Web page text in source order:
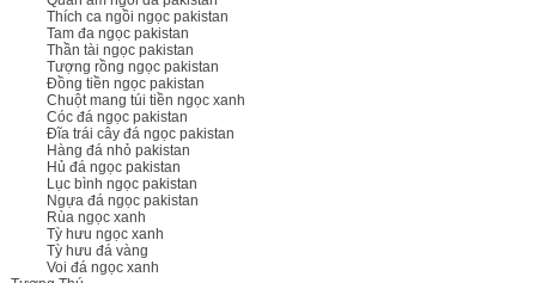
Thích ca ngồi ngọc pakistan
Tam đa ngọc pakistan
Thần tài ngọc pakistan
Tượng rồng ngọc pakistan
Đồng tiền ngọc pakistan
Chuột mang túi tiền ngọc xanh
Cóc đá ngọc pakistan
Đĩa trái cây đá ngọc pakistan
Hàng đá nhỏ pakistan
Hủ đá ngọc pakistan
Lục bình ngọc pakistan
Ngựa đá ngọc pakistan
Rùa ngọc xanh
Tỳ hưu ngọc xanh
Tỳ hưu đá vàng
Voi đá ngọc xanh